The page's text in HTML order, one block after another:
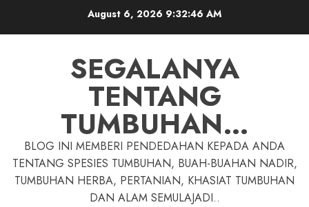
August 6, 2026 9:32:47 AM
SEGALANYA
TENTANG
TUMBUHAN…
BLOG INI MEMBERI PENDEDAHAN KEPADA ANDA
TENTANG SPESIES TUMBUHAN, BUAH-BUAHAN NADIR,
TUMBUHAN HERBA, PERTANIAN, KHASIAT TUMBUHAN
DAN ALAM SEMULAJADI..